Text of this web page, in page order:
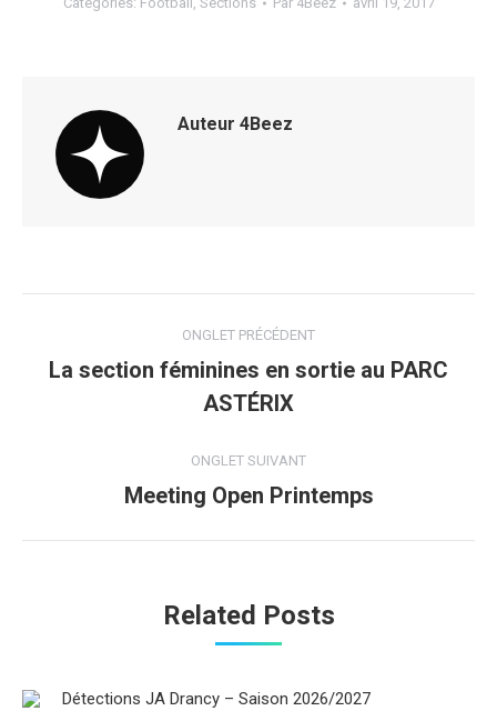
Auteur 4Beez
de
commentaire
ONGLET PRÉCÉDENT
Onglet
précédent
La section féminines en sortie au PARC
ASTÉRIX
ONGLET SUIVANT
Onglet
Meeting Open Printemps
Related Posts
Détections JA Drancy – Saison 2026/2027